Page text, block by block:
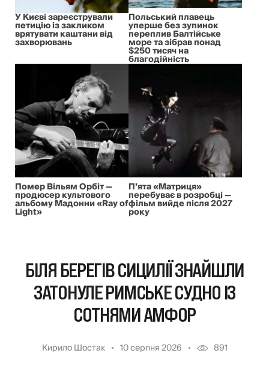
У Києві зареєстрували
петицію із закликом
врятувати каштани від
захворювань
Польський плавець
уперше без зупинок
переплив Балтійське
море та зібрав понад
$250 тисяч на
благодійність
Помер Вільям Орбіт —
продюсер культового
альбому Мадонни «Ray of
Light»
П’ята «Матриця»
перебуває в розробці —
фільм вийде після 2027
року
БІЛЯ БЕРЕГІВ СИЦИЛІЇ ЗНАЙШЛИ
ЗАТОНУЛЕ РИМСЬКЕ СУДНО ІЗ
СОТНЯМИ АМФОР
Кирило Шостак 10 серпня 2026 891